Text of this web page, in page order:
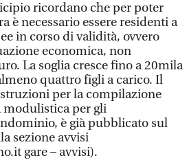
ricordano che per poter
è necessario essere residenti a
in corso di validità, ovvero
economica, non
La soglia cresce fino a 20mila
quattro figli a carico. Il
per la compilazione
modulistica per gli
è già pubblicato sul
sezione avvisi
gare – avvisi).